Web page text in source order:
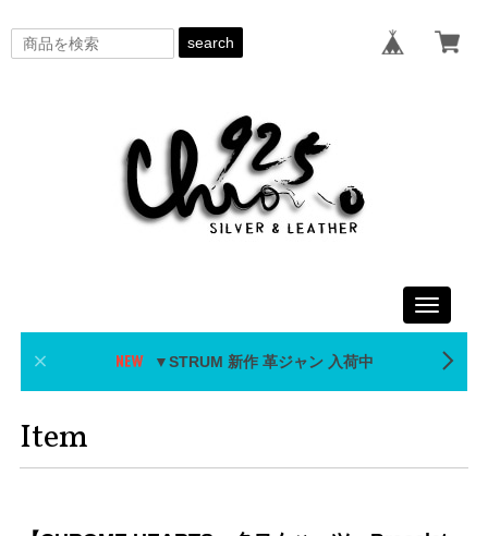
search
Toggle
▼STRUM 新作 革ジャン 入荷中
Item